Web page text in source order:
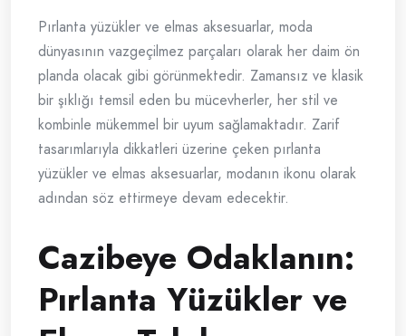
Pırlanta yüzükler ve elmas aksesuarlar, moda
dünyasının vazgeçilmez parçaları olarak her daim ön
planda olacak gibi görünmektedir. Zamansız ve klasik
bir şıklığı temsil eden bu mücevherler, her stil ve
kombinle mükemmel bir uyum sağlamaktadır. Zarif
tasarımlarıyla dikkatleri üzerine çeken pırlanta
yüzükler ve elmas aksesuarlar, modanın ikonu olarak
adından söz ettirmeye devam edecektir.
Cazibeye Odaklanın:
Pırlanta Yüzükler ve